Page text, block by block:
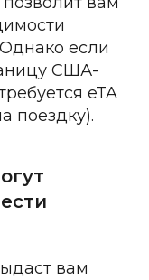
если
США-
eTA
поездку).
вам